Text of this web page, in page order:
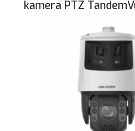
kamera PTZ